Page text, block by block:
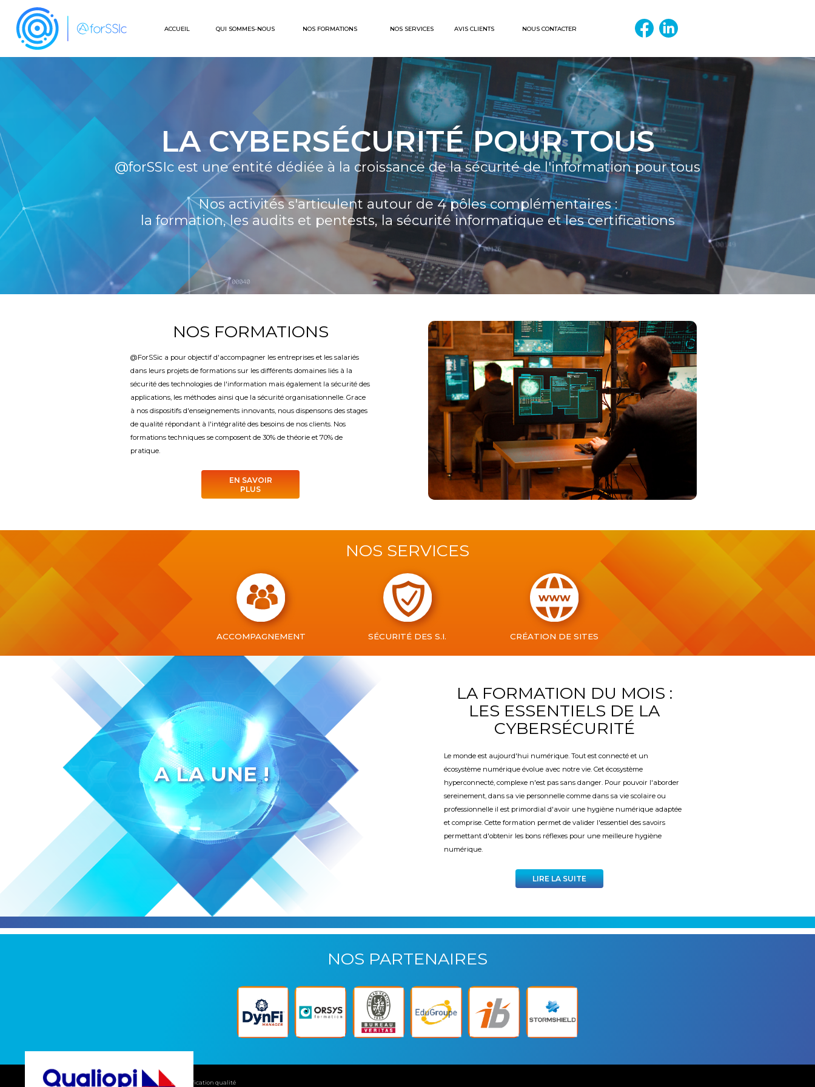
ACCUEIL QUI SOMMES-NOUS NOS FORMATIONS NOS SERVICES AVIS CLIENTS NOUS CONTACTER
LA CYBERSÉCURITÉ POUR TOUS
@forSSIc est une entité dédiée à la croissance de la sécurité de l'information pour tous
Nos activités s'articulent autour de 4 pôles complémentaires :
la formation, les audits et pentests, la sécurité informatique et les certifications
NOS FORMATIONS
@ForSSic a pour objectif d'accompagner les entreprises et les salariés
dans leurs projets de formations sur les différents domaines liés à la
sécurité des technologies de l'information mais également la sécurité des
applications, les méthodes ainsi que la sécurité organisationnelle. Grace
à nos dispositifs d'enseignements innovants, nous dispensons des stages
de qualité répondant à l'intégralité des besoins de nos clients. Nos
formations techniques se composent de 30% de théorie et 70% de
pratique.
EN SAVOIR
PLUS
NOS SERVICES
ACCOMPAGNEMENT SÉCURITÉ DES S.I. CRÉATION DE SITES
A LA UNE !
LA FORMATION DU MOIS :
LES ESSENTIELS DE LA
CYBERSÉCURITÉ
Le monde est aujourd'hui numérique. Tout est connecté et un
écosystème numérique évolue avec notre vie. Cet écosystème
hyperconnecté, complexe n'est pas sans danger. Pour pouvoir l'aborder
sereinement, dans sa vie personnelle comme dans sa vie scolaire ou
professionnelle il est primordial d'avoir une hygiène numérique adaptée
et comprise. Cette formation permet de valider l'essentiel des savoirs
permettant d'obtenir les bons réflexes pour une meilleure hygiène
numérique.
LIRE LA SUITE
NOS PARTENAIRES
La certification qualité